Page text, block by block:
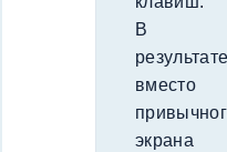
В
результате
вместо
экрана